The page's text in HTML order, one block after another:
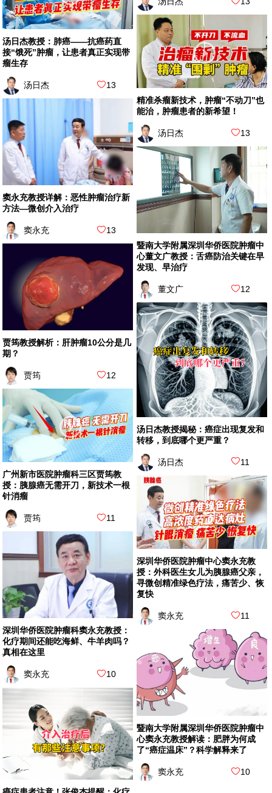
汤日杰教授：肺癌——抗癌药直
接“饿死”肿瘤，让患者真正实现带
瘤生存
汤日杰
13
精准杀瘤新技术，肿瘤“不动刀”也
能治，肿瘤患者的新希望！
汤日杰 13
窦永充教授详解：恶性肿瘤治疗新
方法—微创介入治疗
窦永充
13
暨南大学附属深圳华侨医院肿瘤中
心董文广教授：舌癌防治关键在早
发现、早治疗
董文广 12
贾筠教授解析：肝肿瘤10公分是几
期？
贾筠 12
汤日杰教授揭秘：癌症出现复发和
转移，到底哪个更严重？
汤日杰
11
广州新市医院肿瘤科三区贾筠教
授：胰腺癌无需开刀，新技术一根
针消瘤
贾筠 11
深圳华侨医院肿瘤中心窦永充教
授：外科医生女儿为胰腺癌父亲，
寻微创精准绿色疗法，痛苦少、恢
复快
窦永充
11
深圳华侨医院肿瘤科窦永充教授：
化疗期间还能吃海鲜、牛羊肉吗？
真相在这里
窦永充 10
暨南大学附属深圳华侨医院肿瘤中
心窦永充教授解读：肥胖为何成
了“癌症温床”？科学解释来了
窦永充 10